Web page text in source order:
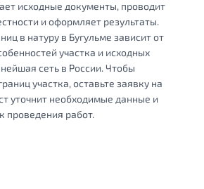
исходные документы, проводит
и оформляет результаты.
в натуру в Бугульме зависит от
участка и исходных
сеть в России. Чтобы
участка, оставьте заявку на
уточнит необходимые данные и
проведения работ.